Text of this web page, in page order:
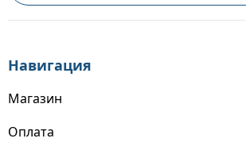
Навигация
Магазин
Оплата